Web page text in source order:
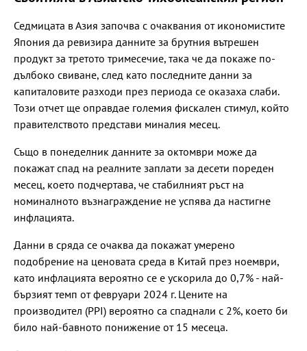
Седмицата в Азия започва с очаквания от икономистите
Япония да ревизира данните за брутния вътрешен
продукт за третото тримесечие, така че да покаже по-
дълбоко свиване, след като последните данни за
капиталовите разходи през периода се оказаха слаби.
Този отчет ще оправдае големия фискален стимул, който
правителството представи миналия месец.
Също в понеделник данните за октомври може да
покажат спад на реалните заплати за десети пореден
месец, което подчертава, че стабилният ръст на
номиналното възнаграждение не успява да настигне
инфлацията.
Данни в сряда се очаква да покажат умерено
подобрение на ценовата среда в Китай през ноември,
като инфлацията вероятно се е ускорила до 0,7% - най-
бързият темп от февруари 2024 г. Цените на
производител (PPI) вероятно са спаднали с 2%, което би
било най-бавното понижение от 15 месеца.